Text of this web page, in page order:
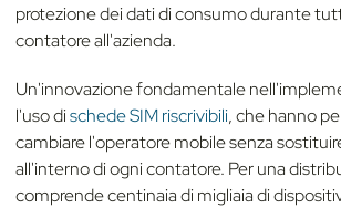
protezione dei dati di consumo durante
contatore all'azienda.
Un'innovazione fondamentale
l'uso dischede SIM riscrivibili, che hanno
cambiare l'operatore mobile senza
all'interno di ogni contatore. Per una
comprende centinaia di migliaia di